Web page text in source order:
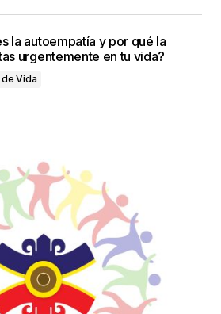
la autoempatía y por qué la
urgentemente en tu vida?
Vida